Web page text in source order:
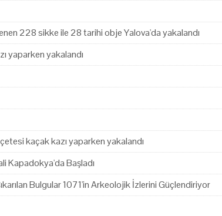
228 sikke ile 28 tarihi obje Yalova'da yakalandı
yaparken yakalandı
kaçak kazı yaparken yakalandı
Kapadokya'da Başladı
Bulgular 1071'in Arkeolojik İzlerini Güçlendiriyor